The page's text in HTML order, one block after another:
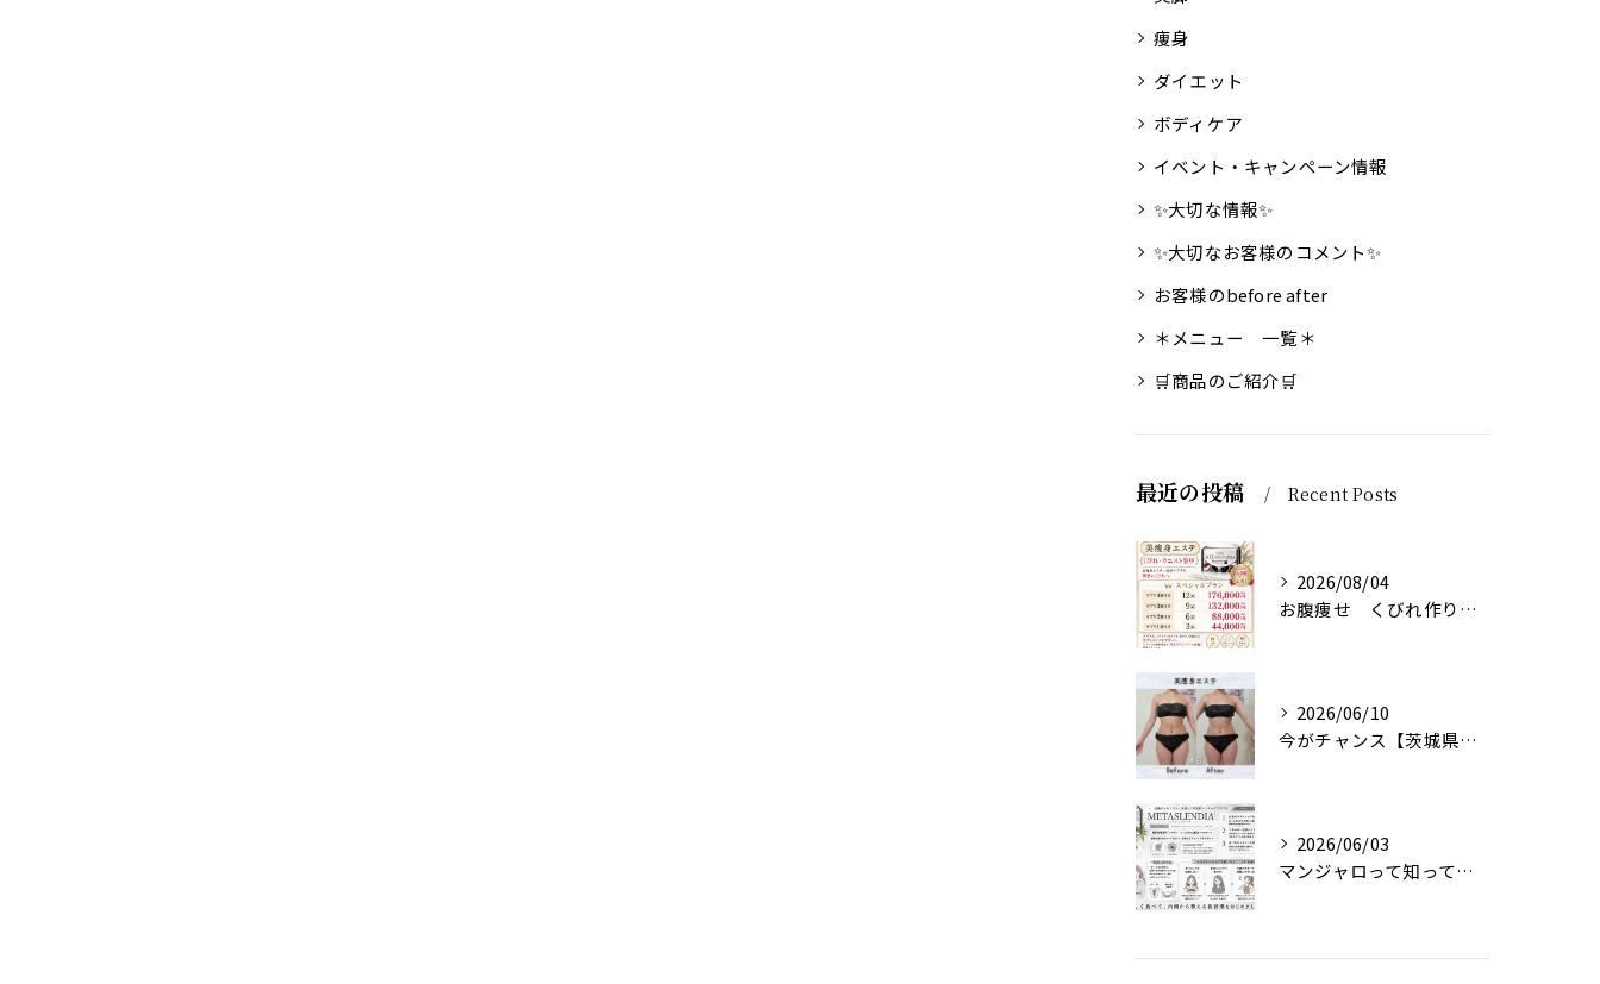
痩身
ダイエット
ボディケア
イベント・キャンペーン情報
✨大切な情報✨
✨大切なお客様のコメント✨
お客様のbefore after
＊メニュー 一覧＊
🛒商品のご紹介🛒
最近の投稿 Recent Posts
2026/08/04
お腹痩せ くびれ作り 【茨城県古河市エステサロン】
2026/06/10
今がチャンス【茨城県古河市エステサロン】
2026/06/03
マンジャロって知ってる？【茨城県古河市エステサロン】